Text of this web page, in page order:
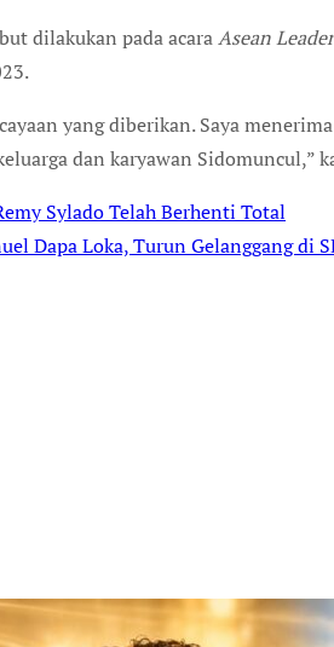
dilakukan pada acaraAsean
yang diberikan. Saya
dan karyawan Sidomuncul,”
Sylado Telah Berhenti Total
Dapa Loka, Turun Gelanggang di